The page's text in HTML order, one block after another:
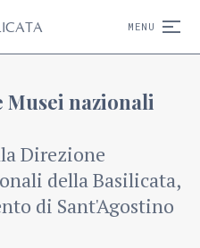
MENU
Musei nazionali
Direzione
della Basilicata,
di Sant'Agostino